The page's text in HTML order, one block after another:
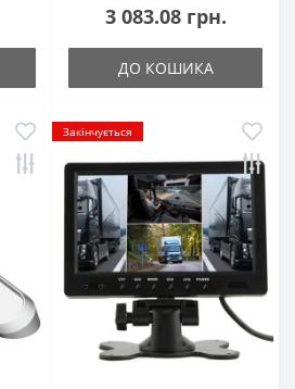
3 083.08 грн.
ДО КОШИКА
Закінчується